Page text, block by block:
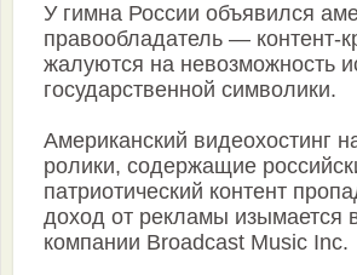
У гимна России объявился
правообладатель — контент-
жалуются на невозможность
государственной символики.
Американский видеохостинг
ролики, содержащие
патриотический контент
доход от рекламы изымается
компании Broadcast Music Inc.